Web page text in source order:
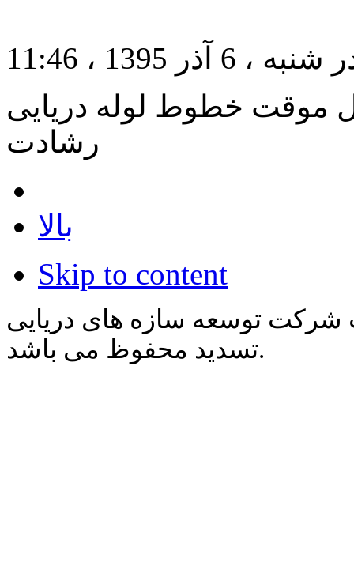
، 11:46
موقت خطوط لوله دریایی
رشادت
بالا
Skip to content
شرکت توسعه سازه های دریایی
تسدید محفوظ می باشد.